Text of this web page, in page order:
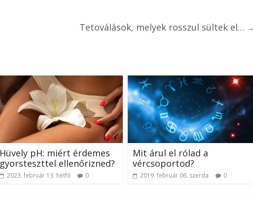
Tetoválások, melyek rosszul sültek el…
Hüvely pH: miért érdemes
gyorsteszttel ellenőrizned?
2023. február 13. hétfő 0
Mit árul el rólad a
vércsoportod?
2019. február 06. szerda 0